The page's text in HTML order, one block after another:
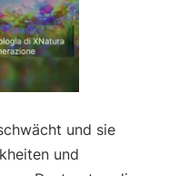
und sie
und